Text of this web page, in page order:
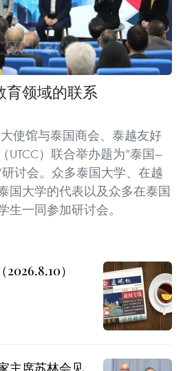
育领域的联系
使馆与泰国商会、泰越友好
UTCC）联合举办题为“泰国—
讨会。众多泰国大学、在越
国大学的代表以及众多在泰国
生一同参加研讨会。
）
主席苏林会见